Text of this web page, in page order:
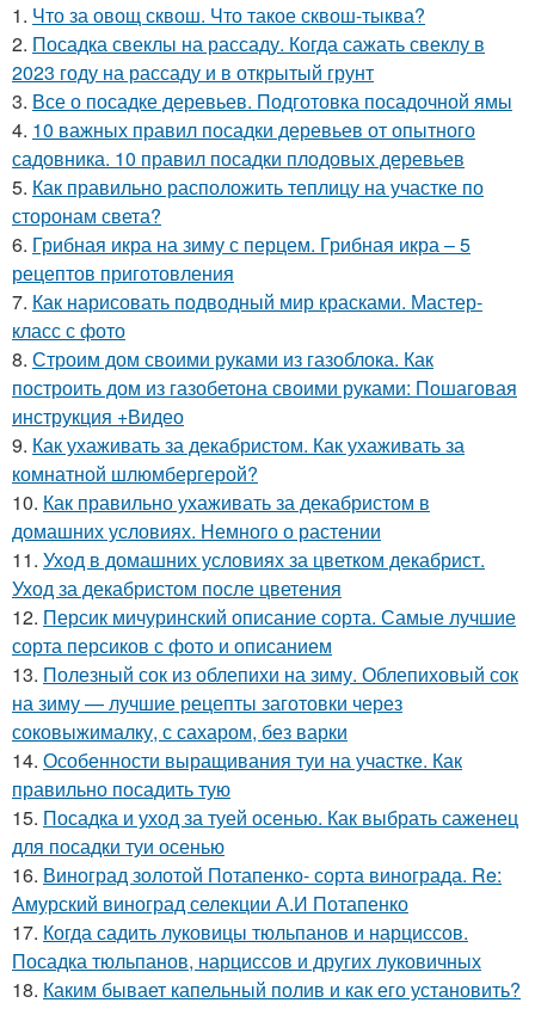
1. Что за овощ сквош. Что такое сквош-тыква?
2. Посадка свеклы на рассаду. Когда сажать свеклу в
2023 году на рассаду и в открытый грунт
3. Все о посадке деревьев. Подготовка посадочной ямы
4. 10 важных правил посадки деревьев от опытного
садовника. 10 правил посадки плодовых деревьев
5. Как правильно расположить теплицу на участке по
сторонам света?
6. Грибная икра на зиму с перцем. Грибная икра – 5
рецептов приготовления
7. Как нарисовать подводный мир красками. Мастер-
класс с фото
8. Строим дом своими руками из газоблока. Как
построить дом из газобетона своими руками: Пошаговая
инструкция +Видео
9. Как ухаживать за декабристом. Как ухаживать за
комнатной шлюмбергерой?
10. Как правильно ухаживать за декабристом в
домашних условиях. Немного о растении
11. Уход в домашних условиях за цветком декабрист.
Уход за декабристом после цветения
12. Персик мичуринский описание сорта. Самые лучшие
сорта персиков с фото и описанием
13. Полезный сок из облепихи на зиму. Облепиховый сок
на зиму — лучшие рецепты заготовки через
соковыжималку, с сахаром, без варки
14. Особенности выращивания туи на участке. Как
правильно посадить тую
15. Посадка и уход за туей осенью. Как выбрать саженец
для посадки туи осенью
16. Виноград золотой Потапенко- сорта винограда. Re:
Амурский виноград селекции А.И Потапенко
17. Когда садить луковицы тюльпанов и нарциссов.
Посадка тюльпанов, нарциссов и других луковичных
18. Каким бывает капельный полив и как его установить?